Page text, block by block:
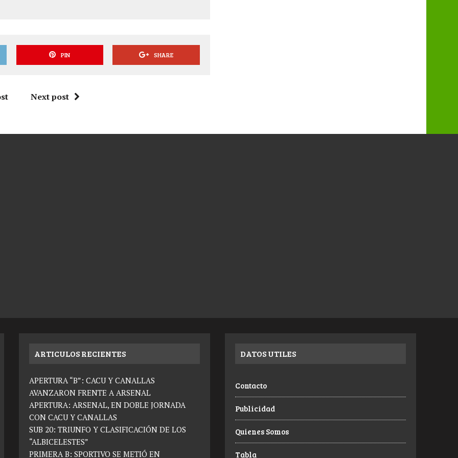
PIN SHARE
Next post
ARTICULOS RECIENTES
APERTURA “B”: CACU Y CANALLAS
AVANZARON FRENTE A ARSENAL
APERTURA: ARSENAL, EN DOBLE JORNADA
CON CACU Y CANALLAS
SUB 20: TRIUNFO Y CLASIFICACIÓN DE LOS
“ALBICELESTES”
PRIMERA B: SPORTIVO SE METIÓ EN
DATOS UTILES
Contacto
Publicidad
Quienes Somos
Tabla